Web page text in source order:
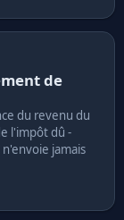
de
du revenu du
l'impôt dû -
n'envoie jamais